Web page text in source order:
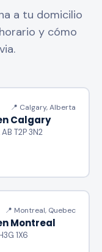
a tu domicilio
y cómo
📍 Calgary, Alberta
Calgary
T2P 3N2
📍 Montreal, Quebec
Montreal
1X6